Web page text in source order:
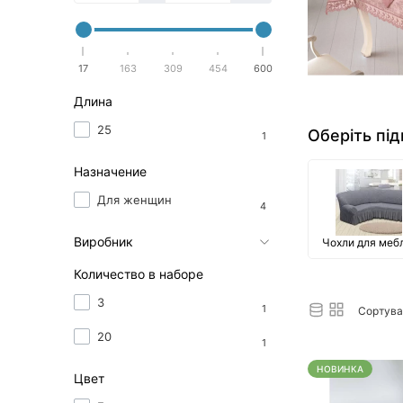
17 163 309 454 600
Длина
25 1
Назначение
Для женщин 4
Виробник
Количество в наборе
3 1
20 1
Цвет
Оберіть
Чохли для
НОВИНКА